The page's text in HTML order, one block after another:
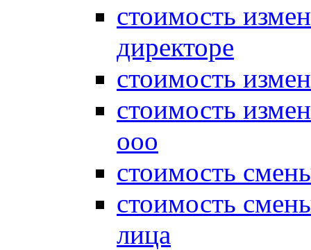
стоимость
директоре
стоимость
стоимость
ооо
стоимость
стоимость
лица